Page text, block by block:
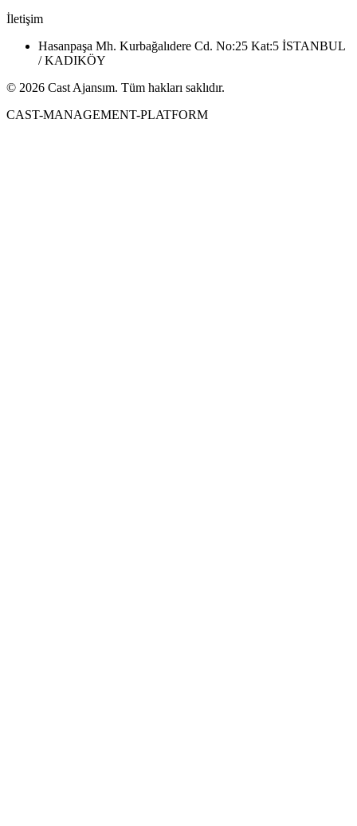
İletişim
Hasanpaşa Mh. Kurbağalıdere Cd. No:25 Kat:5 İSTANBUL
/ KADIKÖY
© 2026 Cast Ajansım. Tüm hakları saklıdır.
CAST-MANAGEMENT-PLATFORM